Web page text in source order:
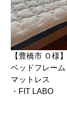
【豊橋市 Ｏ様】
ベッドフレーム
マットレス
・FIT LABO